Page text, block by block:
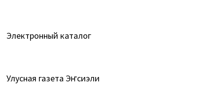
Электронный каталог
Улусная газета Эҥсиэли